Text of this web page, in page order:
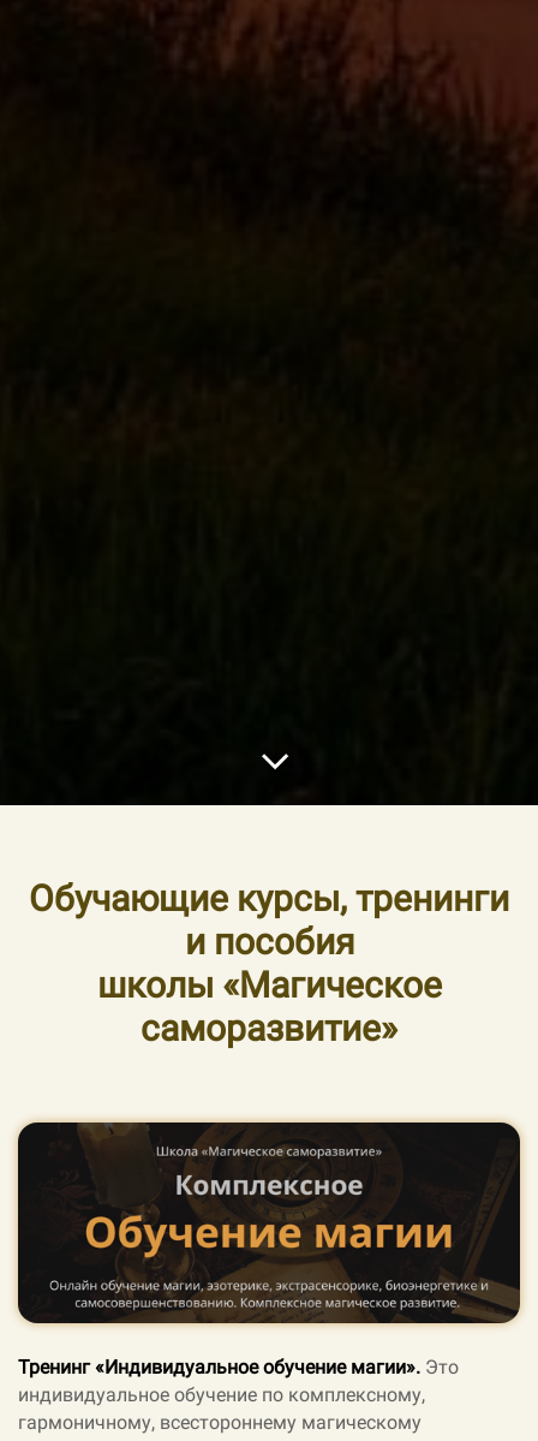
Обучающие курсы, тренинги
и пособия
школы «Магическое
саморазвитие»
Тренинг «Индивидуальное обучение магии». Это
индивидуальное обучение по комплексному,
гармоничному, всестороннему магическому